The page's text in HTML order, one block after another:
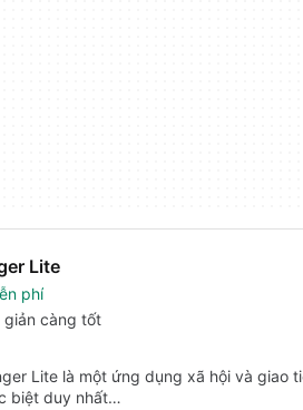
Lite
phí
giản càng tốt
Lite là một ứng dụng xã hội và giao
biệt duy nhất…